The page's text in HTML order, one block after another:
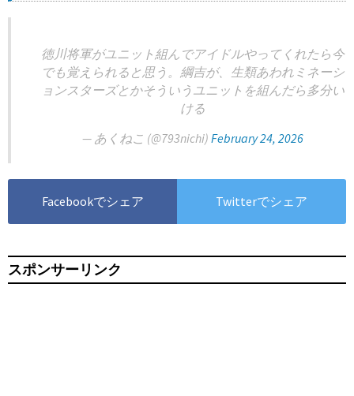
徳川将軍がユニット組んでアイドルやってくれたら今
でも覚えられると思う。綱吉が、生類あわれミネーシ
ョンスターズとかそういうユニットを組んだら多分い
ける
— あくねこ (@793nichi) February 24, 2026
Facebookでシェア Twitterでシェア
スポンサーリンク